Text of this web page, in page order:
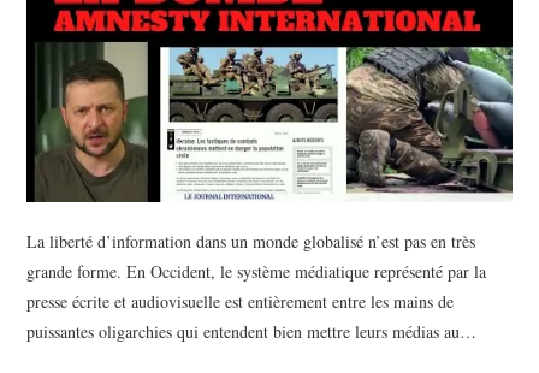
CULTURE
SPORT
La liberté d’information dans un monde globalisé n’est pas en très
grande forme. En Occident, le système médiatique représenté par la
presse écrite et audiovisuelle est entièrement entre les mains de
puissantes oligarchies qui entendent bien mettre leurs médias au…